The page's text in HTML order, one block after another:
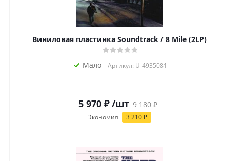
Виниловая пластинка Soundtrack / 8 Mile (2LP)
Мало Артикул: U-4935081
5 970₽ /шт 9 180₽
Экономия 3 210₽